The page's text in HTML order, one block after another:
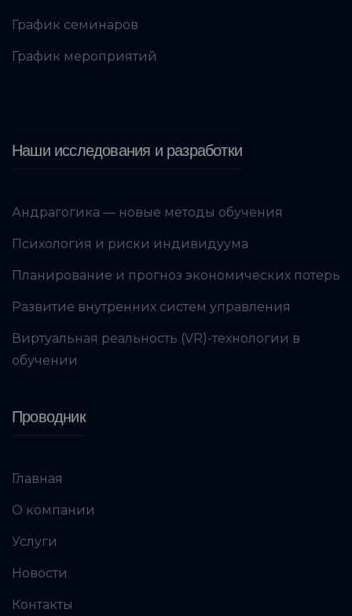
График семинаров
График мероприятий
Наши исследования и разработки
Андрагогика — новые методы обучения
Психология и риски индивидуума
Планирование и прогноз экономических потерь
Развитие внутренних систем управления
Виртуальная реальность (VR)-технологии в
обучении
Проводник
Главная
О компании
Услуги
Новости
Контакты